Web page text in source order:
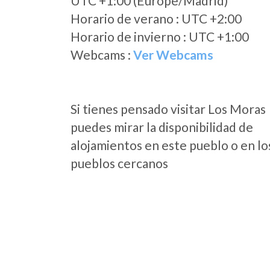
Horario de verano : UTC +2:00
Horario de invierno : UTC +1:00
Webcams : Ver Webcams
Si tienes pensado visitar Los Moras
puedes mirar la disponibilidad de
alojamientos en este pueblo o en
pueblos cercanos